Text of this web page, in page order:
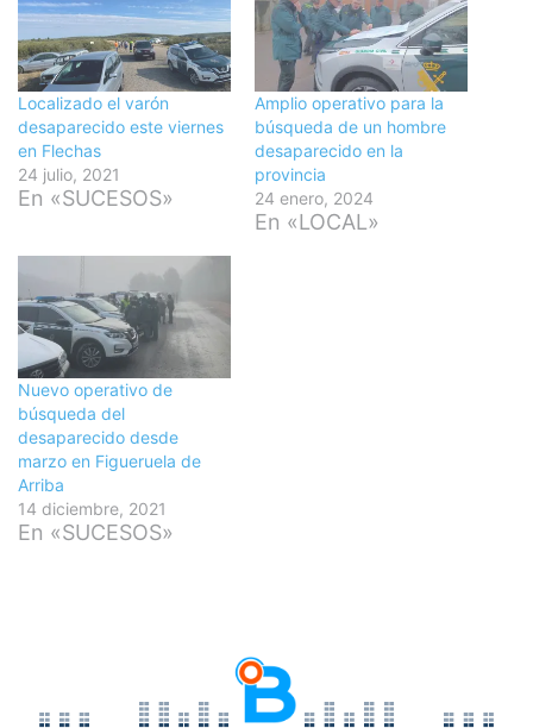
Localizado el varón
desaparecido este viernes
en Flechas
24 julio, 2021
En «SUCESOS»
Amplio operativo para la
búsqueda de un hombre
desaparecido en la
provincia
24 enero, 2024
En «LOCAL»
Nuevo operativo de
búsqueda del
desaparecido desde
marzo en Figueruela de
Arriba
14 diciembre, 2021
En «SUCESOS»